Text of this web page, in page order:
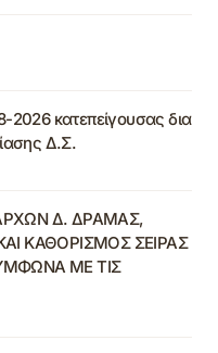
κατεπείγουσας δια
Δ.Σ.
Δ. ΔΡΑΜΑΣ,
ΚΑΘΟΡΙΣΜΟΣ ΣΕΙΡΑΣ
ΜΕ ΤΙΣ